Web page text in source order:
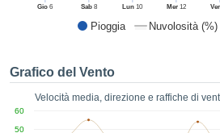
senza
clic sul
Pioggia Nuvolosità (%)
Gio 6 Sab8 Lun 10 Mer12
Grafico del Vento
Velocità media, direzione e raffiche di
50
60